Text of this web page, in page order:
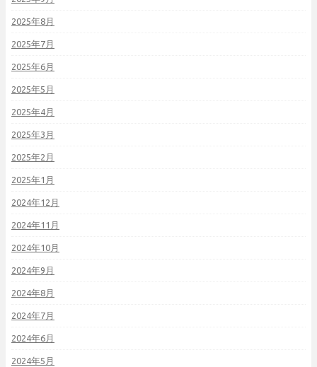
2025年8月
2025年7月
2025年6月
2025年5月
2025年4月
2025年3月
2025年2月
2025年1月
2024年12月
2024年11月
2024年10月
2024年9月
2024年8月
2024年7月
2024年6月
2024年5月